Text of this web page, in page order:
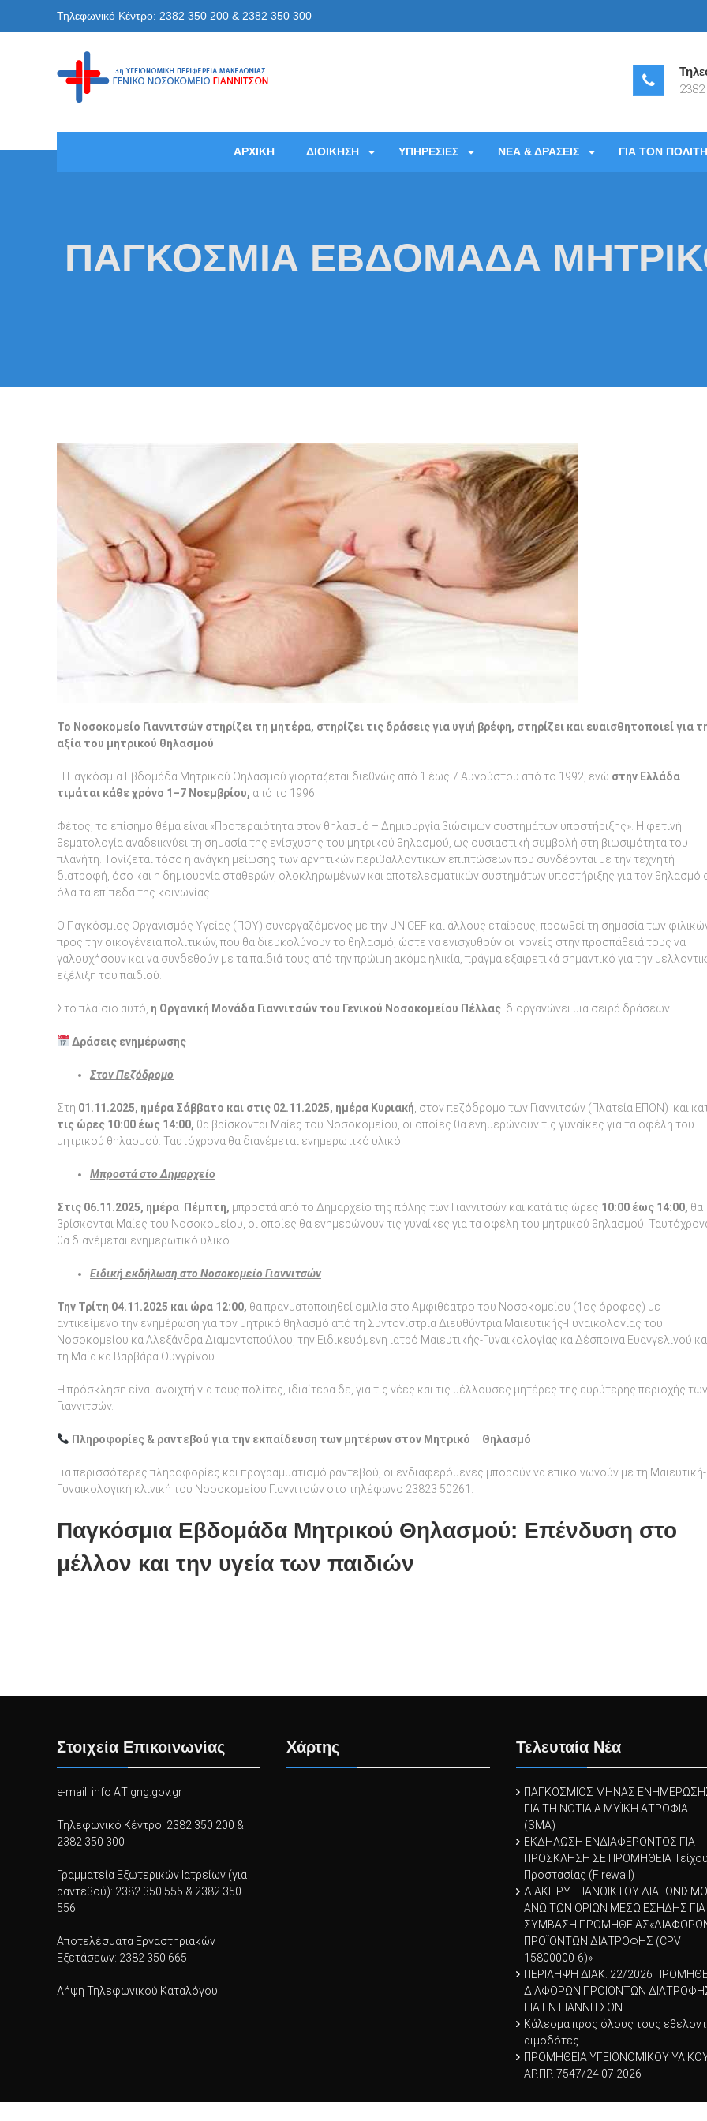
Τηλεφωνικό Κέντρο: 2382 350 200 & 2382 350 300
ΑΡΧΙΚΗ ΔΙΟΙΚΗΣΗ ΥΠΗΡΕΣΙΕΣ ΝΕΑ & ΔΡΑΣΕΙΣ ΓΙΑ ΤΟΝ ΠΟΛΙΤΗ
ΠΑΓΚΟΣΜΙΑ ΕΒΔΟΜΑΔΑ
Το Νοσοκομείο Γιαννιτσών στηρίζει τη μητέρα, στηρίζει τις δράσεις για υγιή βρέφη, στηρίζει και ευαισθητοποιεί για
αξία του μητρικού θηλασμού
Η Παγκόσμια Εβδομάδα Μητρικού Θηλασμού γιορτάζεται διεθνώς από 1 έως 7 Αυγούστου από το 1992, ενώ στην Ελλάδα
τιμάται κάθε χρόνο 1–7 Νοεμβρίου, από το 1996.
Φέτος, το επίσημο θέμα είναι «Προτεραιότητα στον θηλασμό – Δημιουργία βιώσιμων συστημάτων υποστήριξης». Η φετινή
θεματολογία αναδεικνύει τη σημασία της ενίσχυσης του μητρικού θηλασμού, ως ουσιαστική συμβολή στη βιωσιμότητα του
πλανήτη. Τονίζεται τόσο η ανάγκη μείωσης των αρνητικών περιβαλλοντικών επιπτώσεων που συνδέονται με την τεχνητή
διατροφή, όσο και η δημιουργία σταθερών, ολοκληρωμένων και αποτελεσματικών συστημάτων υποστήριξης για τον θηλασμό
όλα τα επίπεδα της κοινωνίας.
Ο Παγκόσμιος Οργανισμός Υγείας (ΠΟΥ) συνεργαζόμενος με την UNICEF και άλλους εταίρους, προωθεί τη σημασία των
προς την οικογένεια πολιτικών, που θα διευκολύνουν το θηλασμό, ώστε να ενισχυθούν οι γονείς στην προσπάθειά τους να
γαλουχήσουν και να συνδεθούν με τα παιδιά τους από την πρώιμη ακόμα ηλικία, πράγμα εξαιρετικά σημαντικό για την
εξέλιξη του παιδιού.
Στο πλαίσιο αυτό, η Οργανική Μονάδα Γιαννιτσών του Γενικού Νοσοκομείου Πέλλας διοργανώνει μια σειρά δράσεων:
Δράσεις ενημέρωσης
Στον Πεζόδρομο
Στη 01.11.2025, ημέρα Σάββατο και στις 02.11.2025, ημέρα Κυριακή , στον πεζόδρομο των Γιαννιτσών (Πλατεία ΕΠΟΝ) και
τις ώρες 10:00 έως 14:00, θα βρίσκονται Μαίες του Νοσοκομείου, οι οποίες θα ενημερώνουν τις γυναίκες για τα οφέλη του
μητρικού θηλασμού. Ταυτόχρονα θα διανέμεται ενημερωτικό υλικό.
Μπροστά στο Δημαρχείο
Στις 06.11.2025, ημέρα Πέμπτη, μπροστά από το Δημαρχείο της πόλης των Γιαννιτσών και κατά τις ώρες 10:00 έως 14:00, θα
βρίσκονται Μαίες του Νοσοκομείου, οι οποίες θα ενημερώνουν τις γυναίκες για τα οφέλη του μητρικού θηλασμού.
θα διανέμεται ενημερωτικό υλικό.
Ειδική εκδήλωση στο Νοσοκομείο Γιαννιτσών
Την Τρίτη 04.11.2025 και ώρα 12:00, θα πραγματοποιηθεί ομιλία στο Αμφιθέατρο του Νοσοκομείου (1ος όροφος) με
αντικείμενο την ενημέρωση για τον μητρικό θηλασμό από τη Συντονίστρια Διευθύντρια Μαιευτικής-Γυναικολογίας του
Νοσοκομείου κα Αλεξάνδρα Διαμαντοπούλου, την Ειδικευόμενη ιατρό Μαιευτικής-Γυναικολογίας κα Δέσποινα Ευαγγελινού
τη Μαία κα Βαρβάρα Ουγγρίνου.
Η πρόσκληση είναι ανοιχτή για τους πολίτες, ιδιαίτερα δε, για τις νέες και τις μέλλουσες μητέρες της ευρύτερης περιοχής των
Γιαννιτσών.
Πληροφορίες & ραντεβού για την εκπαίδευση των μητέρων στον Μητρικό Θηλασμό
Για περισσότερες πληροφορίες και προγραμματισμό ραντεβού, οι ενδιαφερόμενες μπορούν να επικοινωνούν με τη Μαιευτική-
Γυναικολογική κλινική του Νοσοκομείου Γιαννιτσών στο τηλέφωνο 23823 50261.
Παγκόσμια Εβδομάδα Μητρικού Θηλασμού: Επένδυση στο
μέλλον και την υγεία των παιδιών
Στοιχεία Επικοινωνίας
e-mail: info ΑΤ gng.gov.gr
Τηλεφωνικό Κέντρο: 2382 350 200 &
2382 350 300
Γραμματεία Εξωτερικών Ιατρείων (για
ραντεβού): 2382 350 555 & 2382 350
556
Αποτελέσματα Εργαστηριακών
Εξετάσεων: 2382 350 665
Λήψη Τηλεφωνικού Καταλόγου
Χάρτης Τελευταία Νέα
ΠΑΓΚΟΣΜΙΟΣ ΜΗΝΑΣ
ΓΙΑ ΤΗ ΝΩΤΙΑΙΑ ΜΥΪΚΗ ΑΤΡΟΦΙΑ
(SMA)
ΕΚΔΗΛΩΣΗ ΕΝΔΙΑΦΕΡΟΝΤΟΣ ΓΙΑ
ΠΡΟΣΚΛΗΣΗ ΣΕ ΠΡΟΜΗΘΕΙΑ
Προστασίας (Firewall)
ΔΙΑΚΗΡΥΞΗΑΝΟΙΚΤΟΥ
ΑΝΩ ΤΩΝ ΟΡΙΩΝ ΜΕΣΩ ΕΣΗΔΗΣ ΓΙΑ
ΣΥΜΒΑΣΗ
ΠΡΟΪOΝΤΩΝ ΔΙΑΤΡΟΦΗΣ (CPV
15800000-6)»
ΠΕΡΙΛΗΨΗ ΔΙΑΚ. 22/2026
ΔΙΑΦΟΡΩΝ ΠΡΟΙΟΝΤΩΝ
ΓΙΑ Γ.Ν ΓΙΑΝΝΙΤΣΩΝ
Κάλεσμα προς όλους τους
αιμοδότες
ΠΡΟΜΗΘΕΙΑ ΥΓΕΙΟΝΟΜΙΚΟΥ
ΑΡ.ΠΡ.:7547/24.07.2026